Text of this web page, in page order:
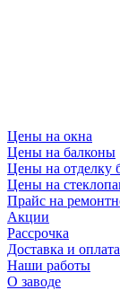
Цены на окна
Цены на балконы
Цены на отделку
Цены на
Прайс на
Акции
Рассрочка
Доставка и оплата
Наши работы
О заводе